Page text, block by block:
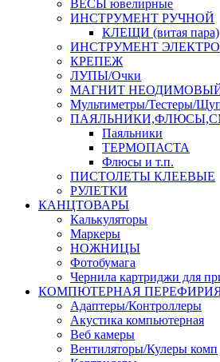
ВЕСЫ ювелирные
ИНСТРУМЕНТ РУЧНОЙ
КЛЕЩИ (витая пара)
ИНСТРУМЕНТ ЭЛЕКТРО
КРЕПЕЖ
ЛУПЫ/Очки
МАГНИТ
Мультиметры/Тестеры/
Паяльники
ТЕРМОПАСТА
Флюсы и т.п.
ПИСТОЛЕТЫ КЛЕЕВЫЕ
РУЛЕТКИ
КАНЦТОВАРЫ
Калькуляторы
Маркеры
НОЖНИЦЫ
Фотобумага
Чернила картриджи для
КОМПЮТЕРНАЯ
Адаптеры/Контроллеры
Акустика компьютерная
Веб камеры
Вентиляторы/Кулеры комп